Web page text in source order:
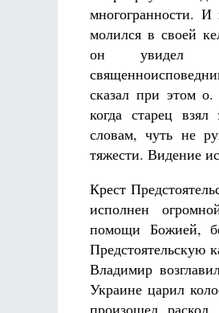
многогранности. И
молился в своей
он увидел
сказал при этом
когда старец
словам, чуть не
тяжести. Видение
Крест
исполнен
помощи Божией,
Предстоятельскую
Владимир
Украине царил
произошел